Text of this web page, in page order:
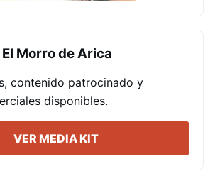
Morro de Arica
contenido patrocinado y
disponibles.
VER MEDIA KIT